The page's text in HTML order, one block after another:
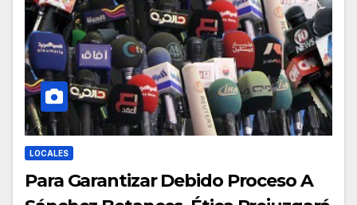
LOCALES
Para Garantizar Debido Proceso A